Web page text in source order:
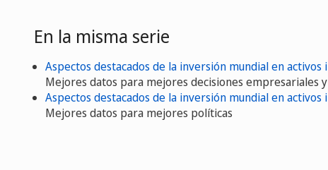
En la misma serie
Aspectos destacados de la inversión mundial en activos
Mejores datos para mejores decisiones empresariales
Aspectos destacados de la inversión mundial en
Mejores datos para mejores políticas